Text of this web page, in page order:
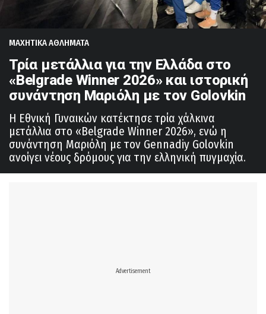
ΜΑΧΗΤΙΚΑ ΑΘΛΗΜΑΤΑ
Τρία μετάλλια για την Ελλάδα στο
«Belgrade Winner 2026» και ιστορική
συνάντηση Μαριόλη με τον Golovkin
Η Εθνική Γυναικών κατέκτησε τρία χάλκινα
μετάλλια στο «Belgrade Winner 2026», ενώ η
συνάντηση Μαριόλη με τον Gennadiy Golovkin
ανοίγει νέους δρόμους για την ελληνική πυγμαχία.